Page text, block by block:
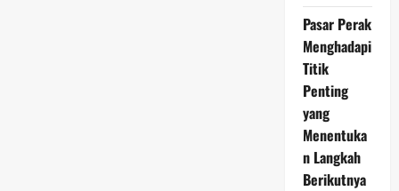
Pasar Perak
Menghadapi
Titik
Penting
yang
Menentuka
n Langkah
Berikutnya